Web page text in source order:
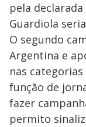
pela
Guardiola
O segundo
Argentina e
nas categorias
função de
fazer
permito